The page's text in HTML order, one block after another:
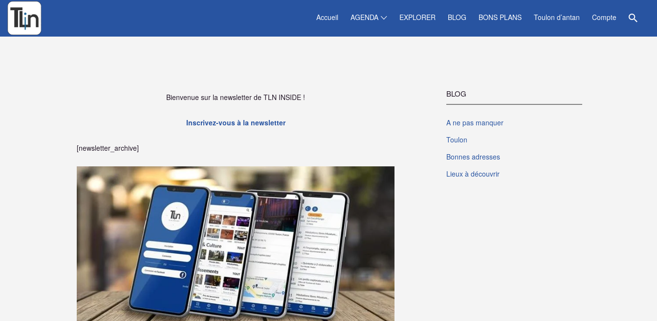
Accueil AGENDA EXPLORER BLOG BONS PLANS Toulon d’antan Compte
Bienvenue sur la newsletter de TLN INSIDE !
Inscrivez-vous à la newsletter
[newsletter_archive]
BLOG
A ne pas manquer
Toulon
Bonnes adresses
Lieux à découvrir